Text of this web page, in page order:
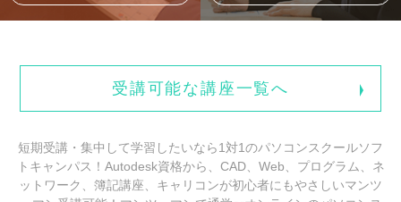
受講可能な講座一覧へ
短期受講・集中して学習したいなら1対1のパソコンスクールソフ
トキャンパス！Autodesk資格から、CAD、Web、プログラム、ネ
ットワーク、簿記講座、キャリコンが初心者にもやさしいマンツ